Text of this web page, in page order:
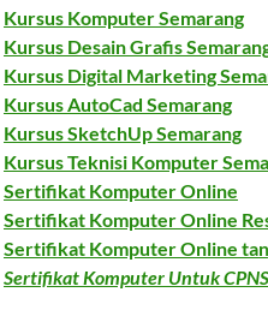
Kursus Komputer Semarang
Kursus Desain Grafis
Kursus Digital Marketing
Kursus AutoCad Semarang
Kursus SketchUp Semarang
Kursus Teknisi Komputer
Sertifikat Komputer Online
Sertifikat Komputer Online
Sertifikat Komputer Online
Sertifikat Komputer Untuk CPNS